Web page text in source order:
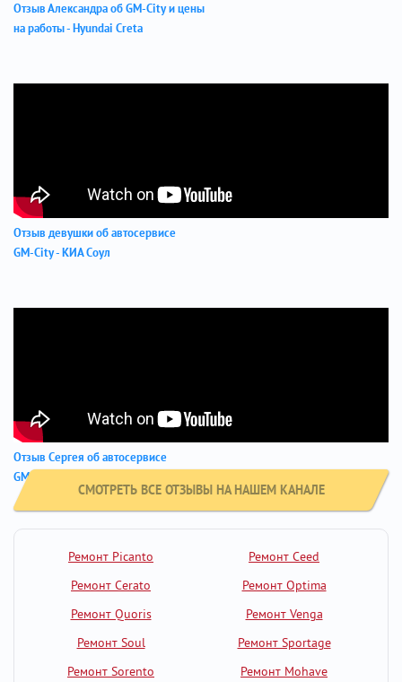
Отзыв Александра об GM-City и цены
на работы - Hyundai Creta
Отзыв девушки об автосервисе
GM-City - КИА Соул
Отзыв Сергея об автосервисе
GM City - Hyundai Elantra
СМОТРЕТЬ ВСЕ ОТЗЫВЫ НА НАШЕМ КАНАЛЕ
Ремонт Picanto
Ремонт Ceed
Ремонт Cerato
Ремонт Optima
Ремонт Quoris
Ремонт Venga
Ремонт Soul
Ремонт Sportage
Ремонт Sorento
Ремонт Mohave